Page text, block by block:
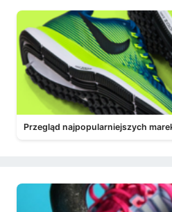
Przegląd najpopularniejszych